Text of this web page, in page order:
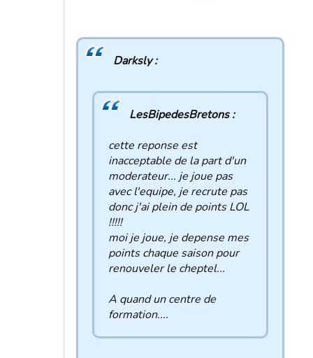
Darksly :
LesBipedesBretons :
cette reponse est
inacceptable de la part d'un
moderateur... je joue pas
avec l'equipe, je recrute pas
donc j'ai plein de points LOL
!!!!!
moi je joue, je depense mes
points chaque saison pour
renouveler le cheptel...
A quand un centre de
formation....